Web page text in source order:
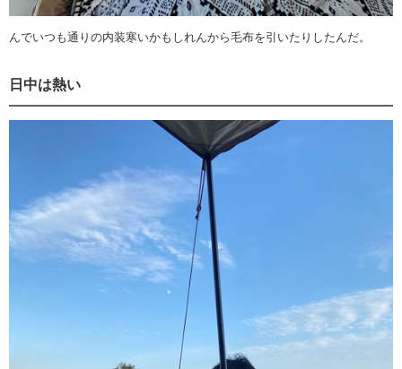
んでいつも通りの内装寒いかもしれんから毛布を引いたりしたんだ。
日中は熱い